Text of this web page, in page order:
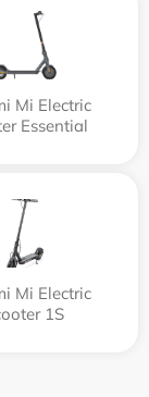
Mi Electric
Essential
Mi Electric
1S